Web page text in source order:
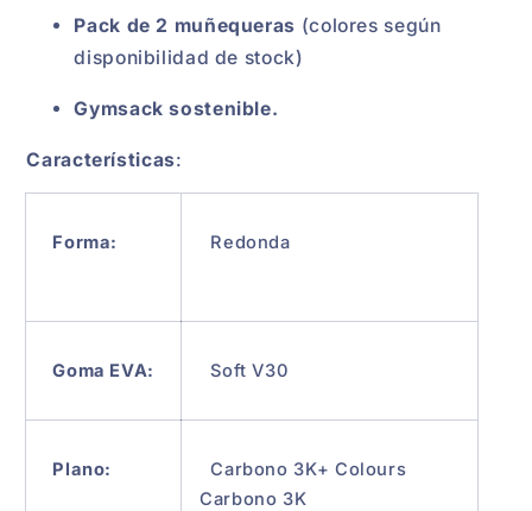
Pack de 2 muñequeras (colores según
disponibilidad de stock)
Gymsack sostenible.
Características:
Forma: Redonda
Goma EVA: Soft V30
Plano:
Carbono 3K+ Colours
Carbono 3K